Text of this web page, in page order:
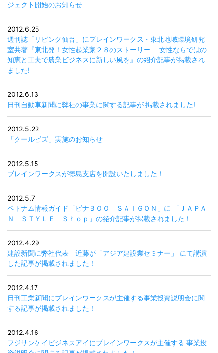
ジェクト開始のお知らせ
2012.6.25
週刊誌「リビング仙台」にブレインワークス・東北地域環境研究
室共著『東北発！女性起業家２８のストーリー 女性ならではの
知恵と工夫で農業ビジネスに新しい風を』の紹介記事が掲載され
ました!
2012.6.13
日刊自動車新聞に弊社の事業に関する記事が 掲載されました!
2012.5.22
「クールビズ」実施のお知らせ
2012.5.15
ブレインワークスが徳島支店を開設いたしました！
2012.5.7
ベトナム情報ガイド「ビナＢＯＯ ＳＡＩＧＯＮ」に 「ＪＡＰＡ
Ｎ ＳＴＹＬＥ Ｓｈｏｐ」の紹介記事が掲載されました！
2012.4.29
建設新聞に弊社代表 近藤が「アジア建設業セミナー」 にて講演
した記事が掲載されました！
2012.4.17
日刊工業新聞にブレインワークスが主催する事業投資説明会に関
する記事が掲載されました！
2012.4.16
フジサンケイビジネスアイにブレインワークスが主催する 事業投